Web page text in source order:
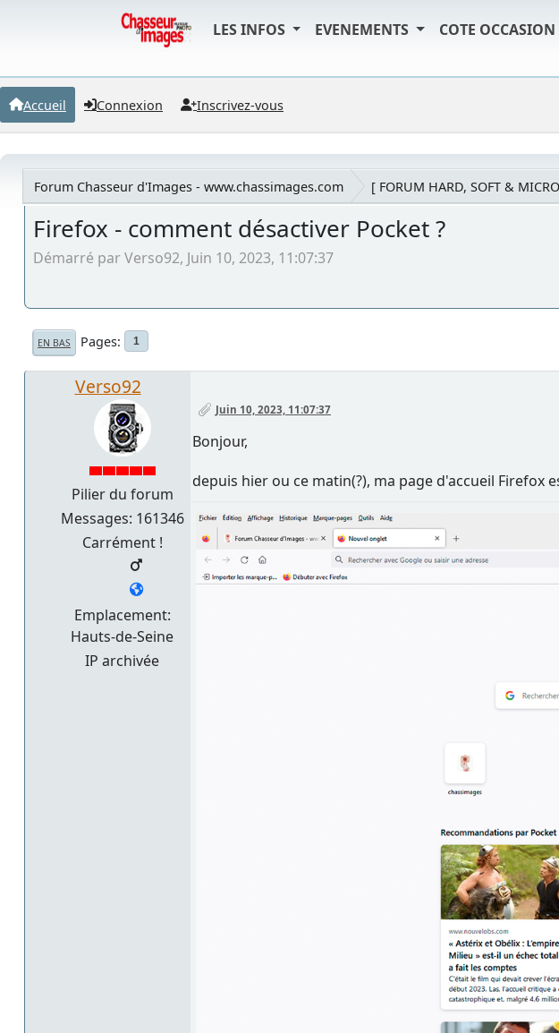
LES INFOS EVENEMENTS COTE OCCASION
Accueil Connexion Inscrivez-vous
Forum Chasseur d'Images - www.chassimages.com [ FORUM HARD, SOFT &
Firefox - comment désactiver Pocket ?
Démarré par Verso92, Juin 10, 2023, 11:07:37
EN BAS Pages 1
Verso92
Pilier du forum
Messages: 161346
Carrément !
Emplacement:
Hauts-de-Seine
IP archivée
Juin 10, 2023, 11:07:37
Bonjour,
depuis hier ou ce matin(?), ma page d'accueil